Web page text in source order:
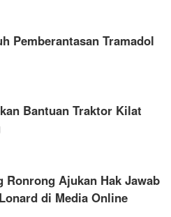
Pemberantasan Tramadol
Bantuan Traktor Kilat
Ronrong Ajukan Hak Jawab
di Media Online